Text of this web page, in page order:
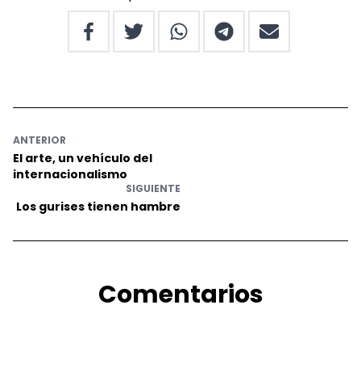
ANTERIOR
El arte, un vehículo del
internacionalismo
SIGUIENTE
Los gurises tienen hambre
Comentarios